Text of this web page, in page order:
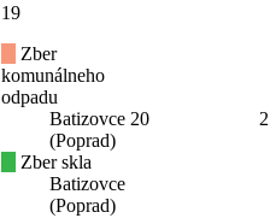
19
Zber
komunálneho
odpadu
Batizovce
(Poprad)
Zber skla
Batizovce
(Poprad)
20